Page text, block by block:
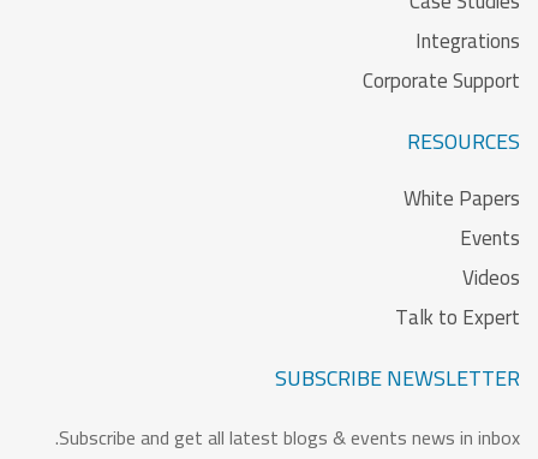
Integrations
Corporate Support
RESOURCES
White Papers
Events
Videos
Talk to Expert
SUBSCRIBE NEWSLETTER
Subscribe and get all latest blogs & events news in inbox.